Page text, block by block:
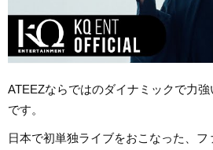
ATEEZならではのダイナミックで力
です。
日本で初単独ライブをおこなった、